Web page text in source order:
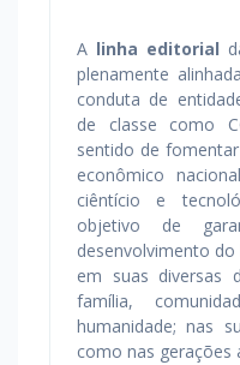
A linha editorial
plenamente
conduta de
de classe como
sentido de
econômico
ciêntício e
objetivo de
desenvolvimento
em suas diversas
família,
humanidade; nas
como nas gerações